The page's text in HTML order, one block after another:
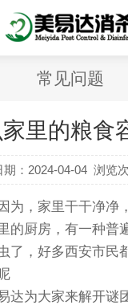
常见问题
里的粮食
期：2024-04-04 浏览
为，家里干干净净
的厨房，有一种普
了，好多西安市民
达为大家来解开谜